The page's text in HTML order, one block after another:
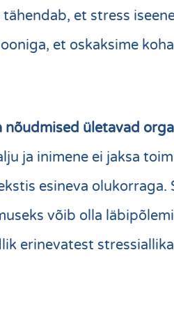
tähendab, et stress
et oskaksime
ületavad
ja inimene ei jaksa
esineva olukorraga.
võib olla
erinevatest